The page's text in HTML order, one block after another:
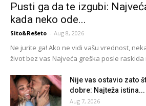
Pusti ga da te izgubi:
kada neko ode...
Sito&Rešeto - Aug 8, 2026
Ne jurite ga! Ako ne vidi vašu vrednost,
život bez vas Najveća greška posle raskida
Nije vas ostavio zato
dobre: Najteža istina...
Aug 7, 2026